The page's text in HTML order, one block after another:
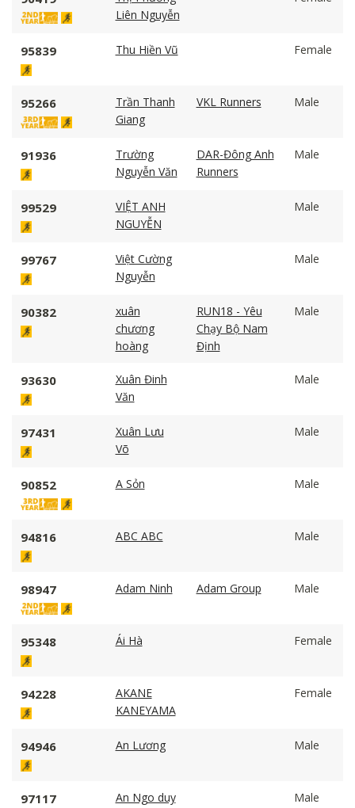
Liên Nguyễn
95839 Thu Hiền Vũ Female
95266
Trần Thanh
Giang
VKL Runners Male
91936
Trường
Nguyễn Văn
DAR-Đông Anh
Runners
Male
99529
VIỆT ANH
NGUYỄN
Male
99767
Việt Cường
Nguyễn
Male
90382
xuân
chương
hoàng
RUN18 - Yêu
Chạy Bộ Nam
Định
Male
93630
Xuân Đinh
Văn
Male
97431
Xuân Lưu
Võ
Male
90852 A Sỏn Male
94816 ABC ABC Male
98947 Adam Ninh Adam Group Male
95348 Ái Hà Female
94228
AKANE
KANEYAMA
Female
94946 An Lương Male
97117 An Ngo duy Male